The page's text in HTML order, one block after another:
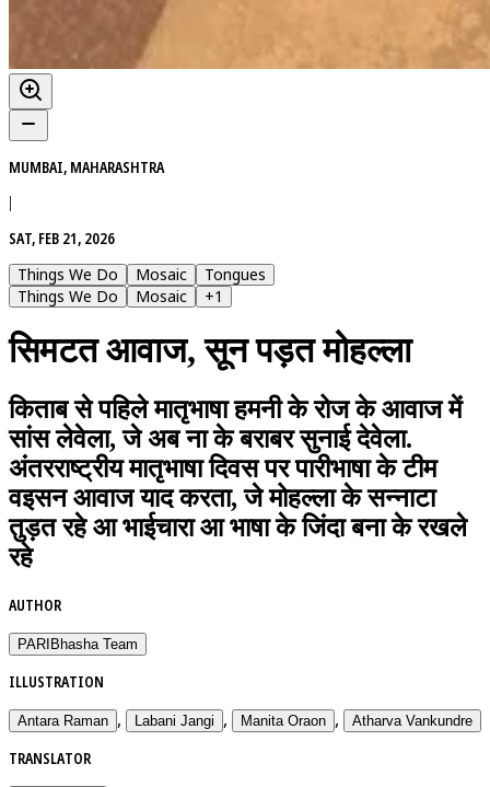
MUMBAI, MAHARASHTRA
|
SAT, FEB 21, 2026
Things We Do
Mosaic
Tongues
Things We Do
Mosaic +1
सिमटत आवाज, सून पड़त मोहल्ला
किताब से पहिले मातृभाषा हमनी के रोज के आवाज में
सांस लेवेला, जे अब ना के बराबर सुनाई देवेला.
अंतरराष्ट्रीय मातृभाषा दिवस पर पारीभाषा के टीम
वइसन आवाज याद करता, जे मोहल्ला के सन्नाटा
तुड़त रहे आ भाईचारा आ भाषा के जिंदा बना के रखले
रहे
AUTHOR
PARIBhasha Team
ILLUSTRATION
Antara Raman , Labani Jangi , Manita Oraon , Atharva Vankundre
TRANSLATOR